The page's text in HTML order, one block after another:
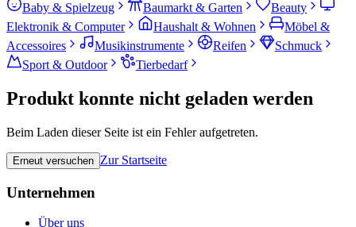
Baby & Spielzeug Baumarkt & Garten
Beauty
Elektronik & Computer
Haushalt & Wohnen
Möbel &
Accessoires
Musikinstrumente Reifen
Schmuck
Sport & Outdoor
Tierbedarf
Produkt konnte nicht geladen werden
Beim Laden dieser Seite ist ein Fehler aufgetreten.
Erneut versuchen Zur Startseite
Unternehmen
Über uns